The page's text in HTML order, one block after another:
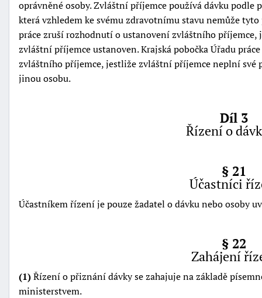
oprávněné osoby. Zvláštní příjemce používá dávku podle
která vzhledem ke svému zdravotnímu stavu nemůže
práce zruší rozhodnutí o ustanovení zvláštního příjemce,
zvláštní příjemce ustanoven. Krajská pobočka Úřadu
zvláštního příjemce, jestliže zvláštní příjemce neplní
jinou osobu.
Díl 3
Řízení o
§ 21
Účastníci
Účastníkem řízení je pouze žadatel o dávku nebo osoby
§ 22
Zahájení
(1)Řízení o přiznání dávky se zahajuje na základě
ministerstvem.